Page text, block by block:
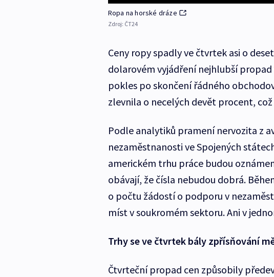
Ropa na horské dráze
Zdroj: ČT24
Ceny ropy spadly ve čtvrtek asi o
dolarovém vyjádření nejhlubší propad
pokles po skončení řádného
zlevnila o necelých devět procent,
Podle analytiků pramení nervozita z
nezaměstnanosti ve Spojených
americkém trhu práce budou
obávají, že čísla nebudou dobrá.
o počtu žádostí o podporu v
míst v soukromém sektoru. Ani v
Trhy se ve čtvrtek bály zpřísňování
Čtvrteční propad cen způsobily